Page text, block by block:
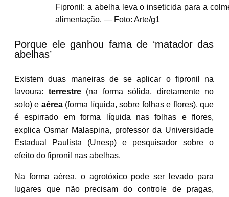
Fipronil: a abelha leva o inseticida para a
alimentação. — Foto: Arte/g1
Porque ele ganhou fama de ‘matador das
abelhas’
Existem duas maneiras de se aplicar o fipronil na
lavoura: terrestre (na forma sólida, diretamente no
solo) e aérea(forma líquida, sobre folhas e flores), que
é espirrado em forma líquida nas folhas e flores,
explica Osmar Malaspina, professor da Universidade
Estadual Paulista (Unesp) e pesquisador sobre o
efeito do fipronil nas abelhas.
Na forma aérea, o agrotóxico pode ser levado para
lugares que não precisam do controle de pragas,